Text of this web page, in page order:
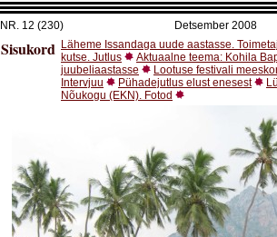
NR. 12 (230) Detsember 2008
Sisukord Läheme Issandaga uude aastasse.
kutse. Jutlus
Aktuaalne teema: Kohila
juubeliaastasse
Lootuse festivali
Intervjuu
Pühadejutlus elust enesest
Nõukogu (EKN). Fotod